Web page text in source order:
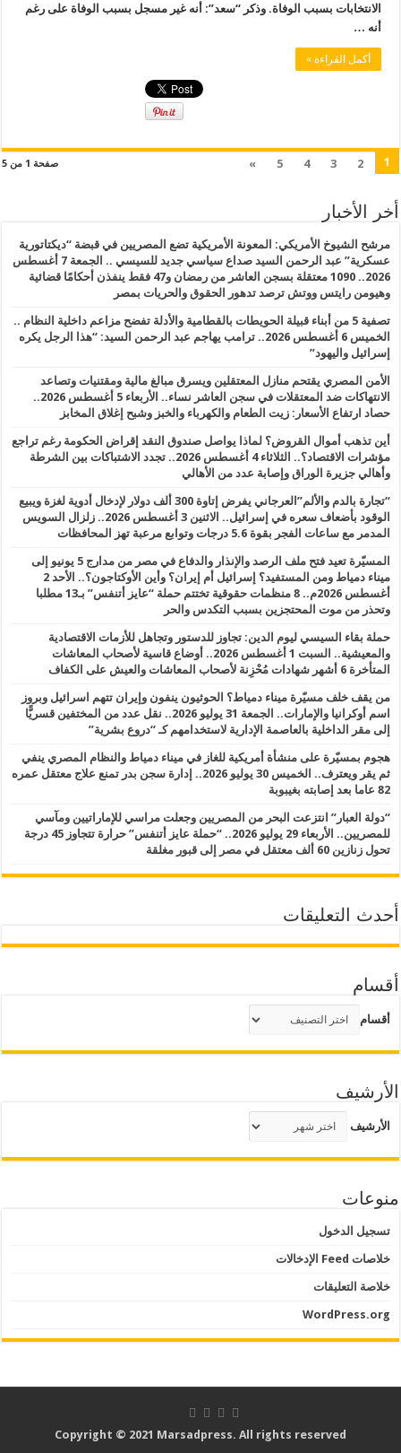
الانتخابات بسبب الوفاة. وذكر “سعد”: أنه غير مسجل بسبب الوفاة على رغم
أنه …
أكمل القراءة »
صفحة 1 من 5 1
2
3
4
5
»
أخر الأخبار
مرشح الشيوخ الأمريكي: المعونة الأمريكية تضع المصريين في قبضة “ديكتاتورية
عسكرية” عبد الرحمن السيد صداع سياسي جديد للسيسي .. الجمعة 7 أغسطس
2026.. 1090 معتقلة بسجن العاشر من رمضان و47 فقط ينفذن أحكامًا قضائية
وهيومن رايتس ووتش ترصد تدهور الحقوق والحريات بمصر
تصفية 5 من أبناء قبيلة الحويطات بالقطامية والأدلة تفضح مزاعم داخلية النظام ..
الخميس 6 أغسطس 2026.. ترامب يهاجم عبد الرحمن السيد: “هذا الرجل يكره
إسرائيل واليهود”
الأمن المصري يقتحم منازل المعتقلين ويسرق مبالغ مالية ومقتنيات وتصاعد
الانتهاكات ضد المعتقلات في سجن العاشر نساء.. الأربعاء 5 أغسطس 2026..
حصاد ارتفاع الأسعار: زيت الطعام والكهرباء والخبز وشبح إغلاق المخابز
أين تذهب أموال القروض؟ لماذا يواصل صندوق النقد إقراض الحكومة رغم تراجع
مؤشرات الاقتصاد؟.. الثلاثاء 4 أغسطس 2026.. تجدد الاشتباكات بين الشرطة
وأهالي جزيرة الوراق وإصابة عدد من الأهالي
“تجارة بالدم والألم”العرجاني يفرض إتاوة 300 ألف دولار لإدخال أدوية لغزة ويبيع
الوقود بأضعاف سعره في إسرائيل.. الاثنين 3 أغسطس 2026.. زلزال السويس
المدمر مع ساعات الفجر بقوة 5.6 درجات وتوابع مرعبة تهز المحافظات
المسيّرة تعيد فتح ملف الرصد والإنذار والدفاع في مصر من مدارج 5 يونيو إلى
ميناء دمياط ومن المستفيد؟ إسرائيل أم إيران؟ وأين الأوكتاجون؟.. الأحد 2
أغسطس 2026م.. 8 منظمات حقوقية تختتم حملة “عايز أتنفس” بـ13 مطلبا
وتحذر من موت المحتجزين بسبب التكدس والحر
حملة بقاء السيسي ليوم الدين: تجاوز للدستور وتجاهل للأزمات الاقتصادية
والمعيشية.. السبت 1 أغسطس 2026.. أوضاع قاسية لأصحاب المعاشات
المتأخرة 6 أشهر شهادات مُحْزِنة لأصحاب المعاشات والعيش على الكفاف
من يقف خلف مسيّرة ميناء دمياط؟ الحوثيون ينفون وإيران تتهم اسرائيل وبروز
اسم أوكرانيا والإمارات.. الجمعة 31 يوليو 2026.. نقل عدد من المختفين قسريًّا
إلى مقر الداخلية بالعاصمة الإدارية لاستخدامهم كـ “دروع بشرية”
هجوم بمسيّرة على منشأة أمريكية للغاز في ميناء دمياط والنظام المصري ينفي
ثم يقر ويعترف.. الخميس 30 يوليو 2026.. إدارة سجن بدر تمنع علاج معتقل عمره
82 عاما بعد إصابته بغيبوبة
“دولة العبار” انتزعت البحر من المصريين وجعلت مراسي للإماراتيين ومآسي
للمصريين.. الأربعاء 29 يوليو 2026.. “حملة عايز أتنفس” حرارة تتجاوز 45 درجة
تحول زنازين 60 ألف معتقل في مصر إلى قبور مغلقة
أحدث التعليقات
أقسام
أقسام
الأرشيف
الأرشيف
منوعات
تسجيل الدخول
خلاصات Feed الإدخالات
خلاصة التعليقات
WordPress.org
Copyright © 2021 Marsadpress. All rights reserved